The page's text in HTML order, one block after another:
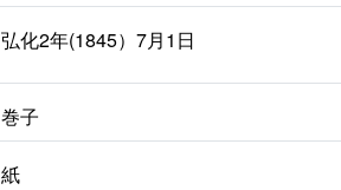
弘化2年(1845）7月1日
巻子
紙